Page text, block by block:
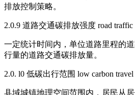
排放控制策略。
2.0.9 道路交通碳排放强度 road traffic
一定统计时间内，单位道路里程的
行量的道路交通碳排放量。
2.0. l0 低碳出行范围 low carbon travel
县域城镇地理空间范围内，居民从